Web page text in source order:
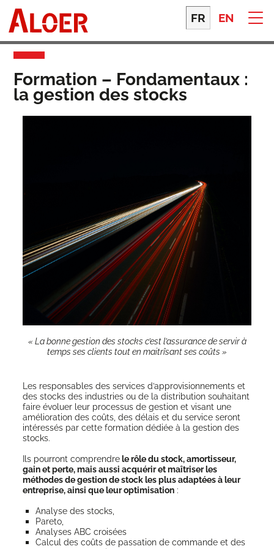
content
FR EN
Formation – Fondamentaux :
la gestion des stocks
« La bonne ges­tion des stocks c’est l’as­su­rance de ser­vir à
temps ses clients tout en mai­trî­sant ses coûts »
Les res­pon­sables des ser­vices d’approvisionnements et
des stocks des indus­tries ou de la dis­tri­bu­tion sou­hai­tant
faire évo­luer leur pro­ces­sus de ges­tion et visant une
amé­lio­ra­tion des coûts, des délais et du ser­vice seront
inté­res­sés par cette for­ma­tion dédiée à la ges­tion des
stocks.
Ils pour­ront com­prendrele rôle du stock, amor­tis­seur,
gain et perte, mais aus­si acqué­rir et maî­tri­ser les
méthodes de ges­tion de stock les plus adap­tées à leur
entre­prise, ain­si que leur opti­mi­sa­tion:
Ana­lyse des stocks,
Pare­to,
Ana­lyses ABC croisées
Cal­cul des coûts de pas­sa­tion de com­mande et des